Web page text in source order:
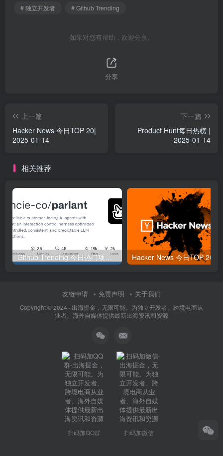
# 独立开发者
# Github Trending
如果对您有帮助，欢迎分享。
分享
上一篇
Hacker News 今日TOP 20|
2025-01-14
下一篇
Product Hunt每日热榜 |
2025-01-14
相关推荐
Github Trending 今日热门项目 | 2025-09-06
友链申请 免责声明 关于我们
Copyright © 2024 · 出海掘金，无限可能。为独立开发者、跨境电商从
业者、海外自媒体提供最新出海资讯和资源
扫码加QQ群 扫码加微信